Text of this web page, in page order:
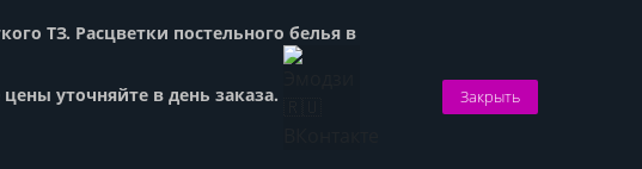
ТЗ. Расцветки постельного белья в
уточняйте в день заказа. Закрыть